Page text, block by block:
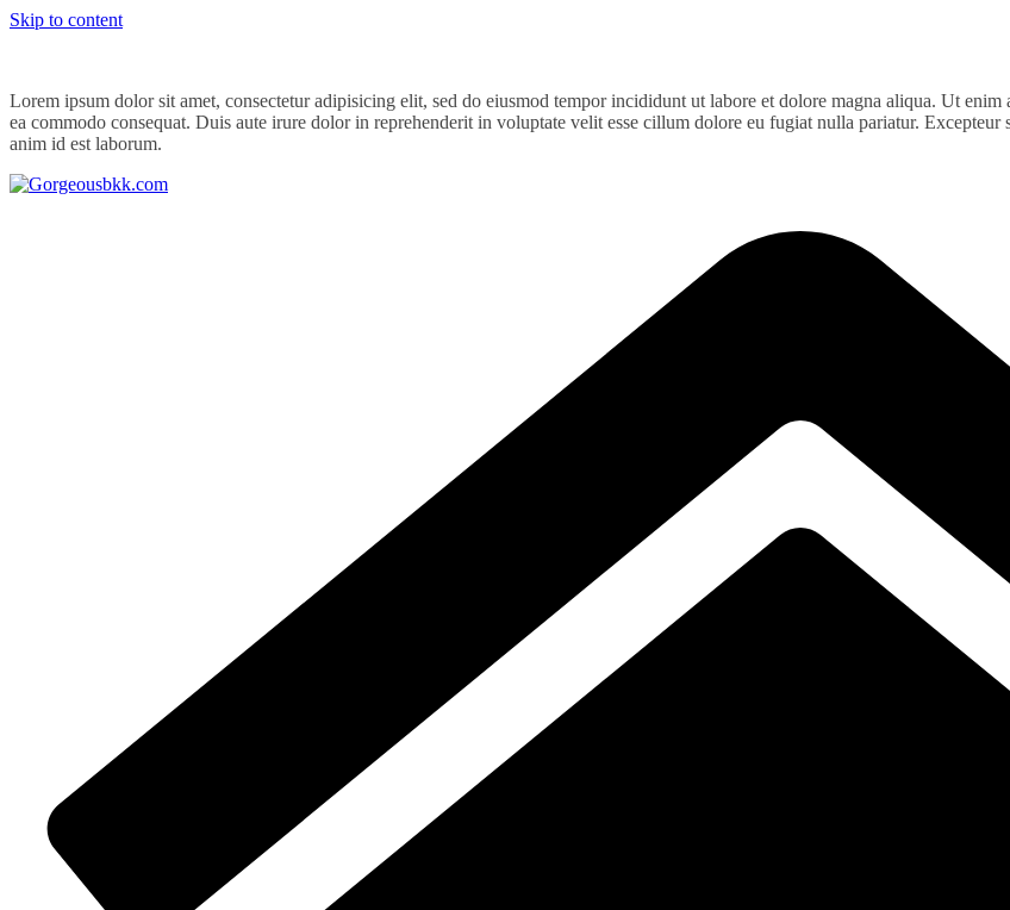
Skip to content
Lorem ipsum dolor sit amet, consectetur adipisicing elit, sed do eiusmod tempor incididunt ut labore et dolore magna aliqua. Ut
ea commodo consequat. Duis aute irure dolor in reprehenderit in voluptate velit esse cillum dolore eu fugiat nulla pariatur.
anim id est laborum.